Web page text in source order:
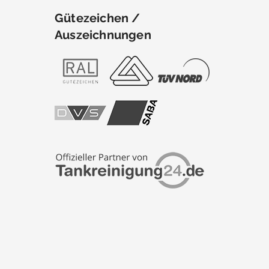
Gütezeichen /
Auszeichnungen